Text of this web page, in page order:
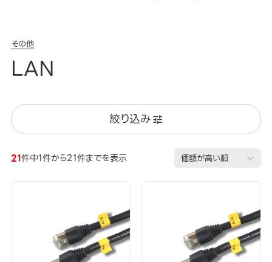
その他
LAN
絞り込み
21件中1件から21件までを表示